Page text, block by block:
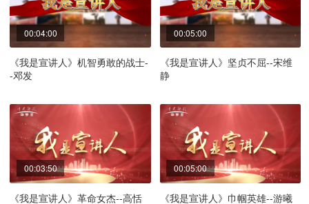
00:04:00
《我是宣讲人》机智勇敢的战士-
-邓发
00:05:00
《我是宣讲人》坚贞不屈--宋维
静
00:03:50
《我是宣讲人》革命女杰--高恬
00:05:00
《我是宣讲人》巾帼英雄--游曦